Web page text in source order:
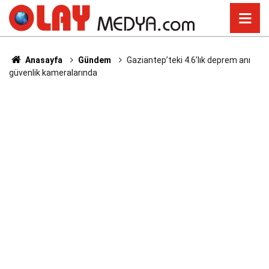
Anasayfa Gündem
Gaziantep’teki 4.6’lık deprem anı
güvenlik kameralarında